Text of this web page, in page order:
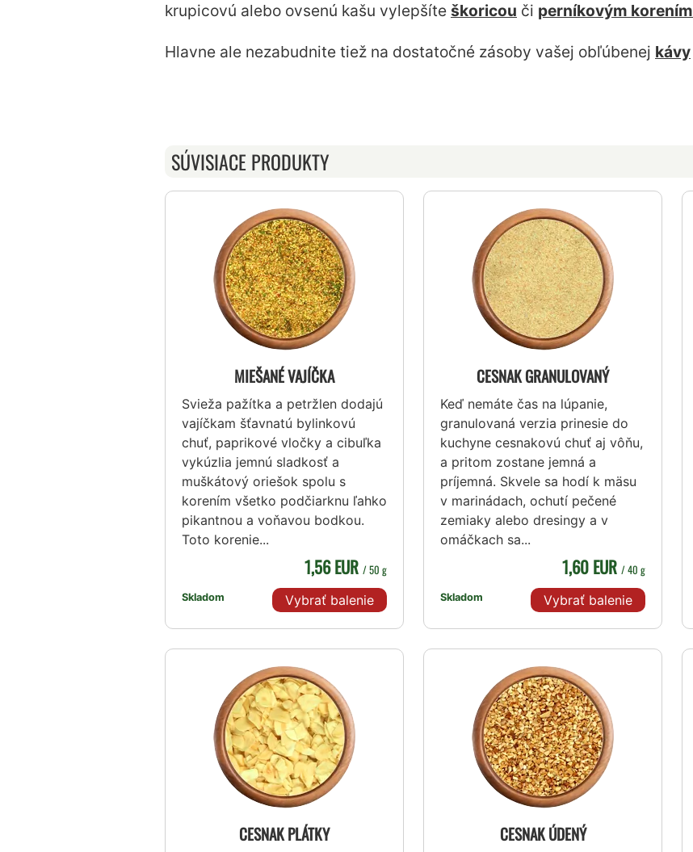
krupicovú alebo ovsenú kašu vylepšíte škoricou či perníkovým korením
Hlavne ale nezabudnite tiež na dostatočné zásoby vašej obľúbenej kávy
SÚVISIACE PRODUKTY
MIEŠANÉ VAJÍČKA
Svieža pažítka a petržlen dodajú
vajíčkam šťavnatú bylinkovú
chuť, paprikové vločky a cibuľka
vykúzlia jemnú sladkosť a
muškátový oriešok spolu s
korením všetko podčiarknu ľahko
pikantnou a voňavou bodkou.
Toto korenie...
Skladom
1,56 EUR / 50 g
Vybrať balenie
CESNAK GRANULOVANÝ
Keď nemáte čas na lúpanie,
granulovaná verzia prinesie do
kuchyne cesnakovú chuť aj vôňu,
a pritom zostane jemná a
príjemná. Skvele sa hodí k mäsu
v marinádach, ochutí pečené
zemiaky alebo dresingy a v
omáčkach sa...
Skladom
1,60 EUR / 40 g
Vybrať balenie
CESNAK PLÁTKY CESNAK ÚDENÝ